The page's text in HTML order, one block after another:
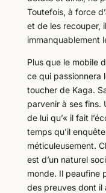
Toutefois, à force
et de les recouper,
immanquablement
Plus que le mobile
ce qui passionnera
toucher de Kaga.
parvenir à ses fins.
de lui qu’« il fait
temps qu’il
méticuleusement.
est d’un naturel
monde. Il peaufine
des preuves dont il